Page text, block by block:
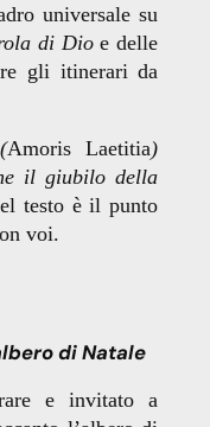
universale su
di Dioe delle
gli itinerari da
Amoris Laetitia)
il giubilo della
testo è il punto
voi.
di Natale
e invitato a